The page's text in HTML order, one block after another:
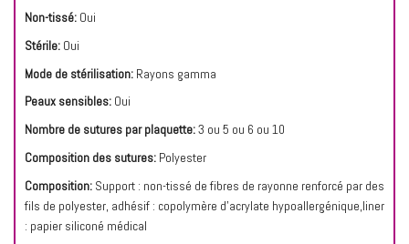
Non-tissé: Oui
Stérile: Oui
Mode de stérilisation: Rayons gamma
Peaux sensibles: Oui
Nombre de sutures par plaquette:3 ou 5 ou 6 ou 10
Composition des sutures: Polyester
Composition: Support : non-tissé de fibres de rayonne renforcé par des
fils de polyester, adhésif : copolymère d’acrylate hypoallergénique,liner
: papier siliconé médical